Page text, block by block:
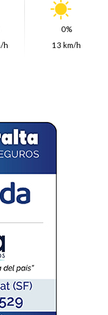
h
0%
13 km/h